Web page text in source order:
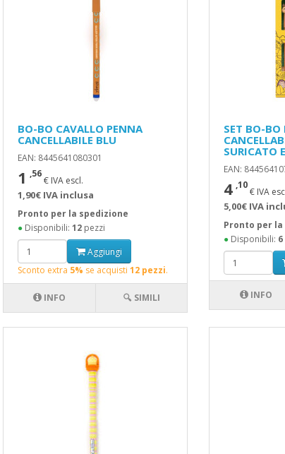
BO-BO CAVALLO PENNA
CANCELLABILE BLU
EAN: 8445641080301
1 ,56
€ IVA escl.
1,90€ IVA inclusa
Pronto per la spedizione
●Disponibili: 12pezzi
Aggiungi
Sconto extra 5% se acquisti 12 pezzi.
INFO 🔍 SIMILI
SET BO-BO
SURICATO
EAN:
4 ,10
€ IVA
5,00€ IVA
Pronto per
● Disponibili: 6
INFO